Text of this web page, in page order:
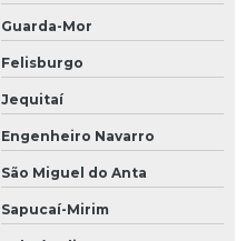
Guarda-Mor
Felisburgo
Jequitaí
Engenheiro Navarro
São Miguel do Anta
Sapucaí-Mirim